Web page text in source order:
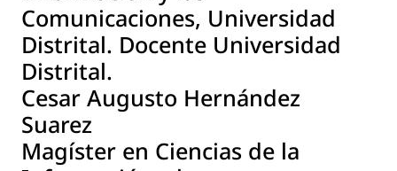
Comunicaciones, Universidad
Distrital. Docente Universidad
Distrital.
Cesar Augusto Hernández
Suarez
Magíster en Ciencias de la